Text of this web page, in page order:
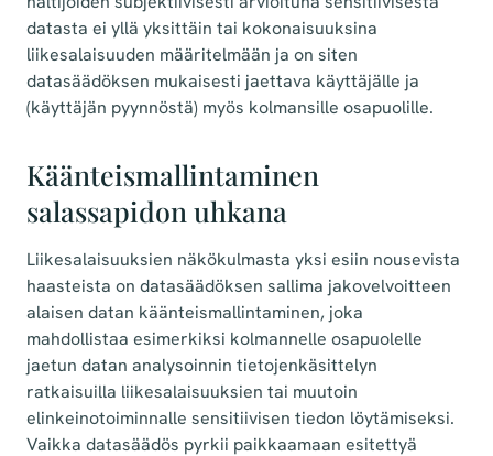
datasta ei yllä yksittäin tai kokonaisuuksina
liikesalaisuuden määritelmään ja on siten
datasäädöksen mukaisesti jaettava käyttäjälle ja
(käyttäjän pyynnöstä) myös kolmansille osapuolille.
Käänteismallintaminen
salassapidon uhkana
Liikesalaisuuksien näkökulmasta yksi esiin nousevista
haasteista on datasäädöksen sallima jakovelvoitteen
alaisen datan käänteismallintaminen, joka
mahdollistaa esimerkiksi kolmannelle osapuolelle
jaetun datan analysoinnin tietojenkäsittelyn
ratkaisuilla liikesalaisuuksien tai muutoin
elinkeinotoiminnalle sensitiivisen tiedon löytämiseksi.
Vaikka datasäädös pyrkii paikkaamaan esitettyä